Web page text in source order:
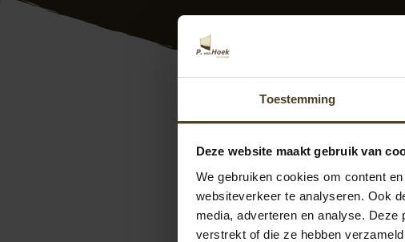
Toestemming
Deze website maakt gebruik van
We gebruiken cookies om content
websiteverkeer te analyseren. Ook
media, adverteren en analyse.
verstrekt of die ze hebben
J
Geweldig goed geholpen,
gewerkt. Wij zijn heel